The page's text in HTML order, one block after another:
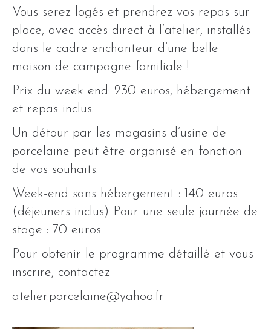
Vous serez logés et prendrez vos repas sur
place, avec accès direct à l’atelier, installés
dans le cadre enchanteur d’une belle
maison de campagne familiale !
Prix du week end: 230 euros, hébergement
et repas inclus.
Un détour par les magasins d’usine de
porcelaine peut être organisé en fonction
de vos souhaits.
Week-end sans hébergement : 140 euros
(déjeuners inclus) Pour une seule journée de
stage : 70 euros
Pour obtenir le programme détaillé et vous
inscrire, contactez
atelier.porcelaine@yahoo.fr